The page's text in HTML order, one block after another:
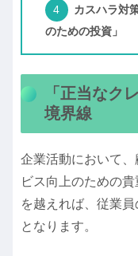
カスハラ対
のための投資」
「正当なク
境界線
企業活動において
ビス向上のための
を越えれば、従業員
となります。